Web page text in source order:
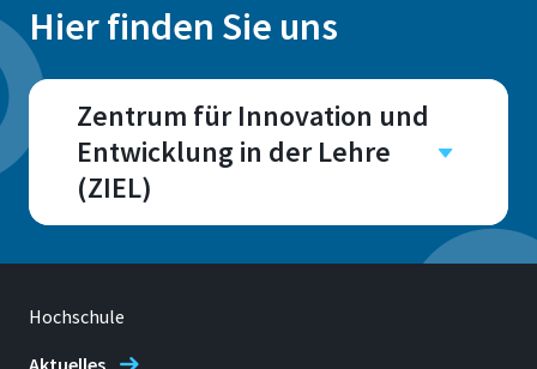
Hier finden Sie uns
Zentrum für Innovation und
Entwicklung in der Lehre
(ZIEL)
Sankt Augustin
Hochschule
Aktuelles